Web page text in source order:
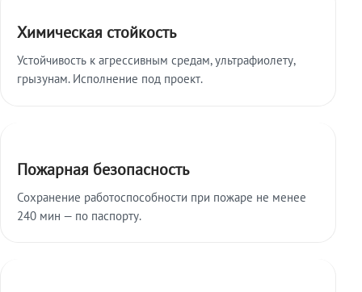
Химическая стойкость
Устойчивость к агрессивным средам, ультрафиолету,
грызунам. Исполнение под проект.
Пожарная безопасность
Сохранение работоспособности при пожаре не менее
240 мин — по паспорту.